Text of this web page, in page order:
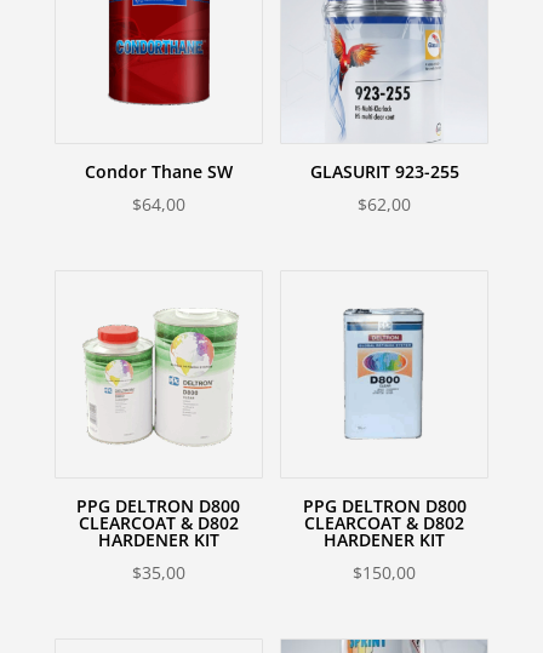
Condor Thane SW
$64,00
GLASURIT 923-255
$62,00
PPG DELTRON D800
CLEARCOAT & D802
HARDENER KIT
$35,00
PPG DELTRON D800
CLEARCOAT & D802
HARDENER KIT
$150,00